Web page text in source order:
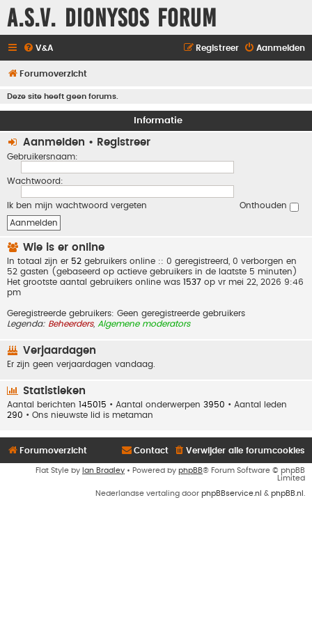
A.S.V. Dionysos Forum
V&A Aanmelden
Registreer
Forumoverzicht
Deze site heeft geen forums.
Informatie
Aanmelden • Registreer
Gebruikersnaam:
Wachtwoord:
Ik ben mijn wachtwoord vergeten Onthouden
Wie is er online
In totaal zijn er 52 gebruikers online :: 0 geregistreerd, 0 verborgen en
52 gasten (gebaseerd op actieve gebruikers in de laatste 5 minuten)
Het grootste aantal gebruikers online was 1537 op vr mei 22, 2026 9:46
pm
Geregistreerde gebruikers: Geen geregistreerde gebruikers
Legenda: Beheerders, Algemene moderators
Verjaardagen
Er zijn geen verjaardagen vandaag.
Statistieken
Aantal berichten 145015 • Aantal onderwerpen 3950 • Aantal leden
290 • Ons nieuwste lid is metaman
Forumoverzicht Verwijder alle forumcookies
Contact
Flat Style by Ian Bradley • Powered by phpBB® Forum Software © phpBB
Limited
Nederlandse vertaling door phpBBservice.nl & phpBB.nl